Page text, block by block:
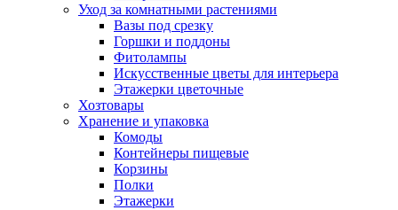
Уход за комнатными растениями
Вазы под срезку
Горшки и поддоны
Фитолампы
Искусственные цветы для интерьера
Этажерки цветочные
Хозтовары
Хранение и упаковка
Комоды
Контейнеры пищевые
Корзины
Полки
Этажерки